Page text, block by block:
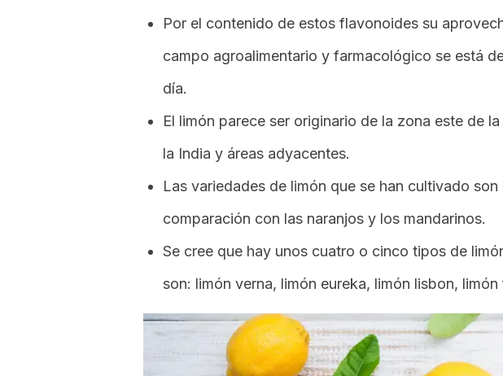
Por el contenido de estos flavonoides su
campo agroalimentario y farmacológico se está
día.
El limón parece ser originario de la zona este de
la India y áreas adyacentes.
Las variedades de limón que se han cultivado
comparación con las naranjos y los mandarinos.
Se cree que hay unos cuatro o cinco tipos de
son: limón verna, limón eureka, limón lisbon,